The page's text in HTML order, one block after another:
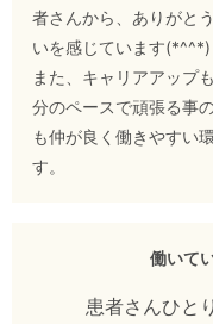
者さんから、ありがと
いを感じています(*^^*)
また、キャリアアップ
分のペースで頑張る事
も仲が良く働きやすい
す。
働いて
患者さんひと